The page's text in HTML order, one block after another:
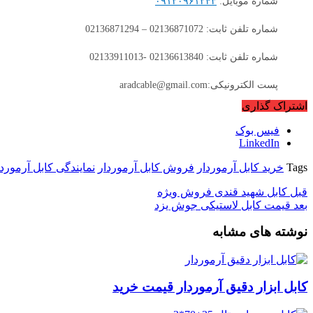
شماره تلفن ثابت: 02136871072 – 02136871294
شماره تلفن ثابت: 02136613840 -02133911013
پست الکترونیکی:aradcable@gmail.com
اشتراک گذاری
فیس بوک
LinkedIn
Tags خرید کابل آرموردار فروش کابل آرموردار نمایندگی کابل
قبل کابل شهید قندی فروش ویژه
بعد قیمت کابل لاستیکی جوش یزد
نوشته های مشابه
کابل ابزار دقیق آرموردار قیمت خرید